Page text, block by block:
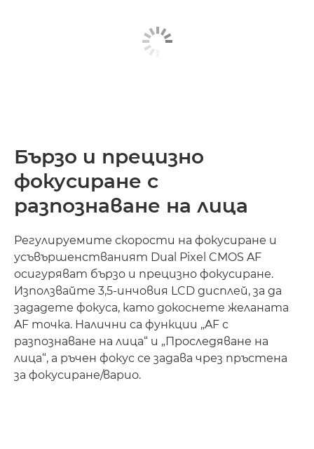
Бързо и прецизно
фокусиране с
разпознаване на лица
Регулируемите скорости на фокусиране и
усъвършенстваният Dual Pixel CMOS AF
осигуряват бързо и прецизно фокусиране.
Използвайте 3,5-инчовия LCD дисплей, за да
зададете фокуса, като докоснете желаната
AF точка. Налични са функции „AF с
разпознаване на лица“ и „Проследяване на
лица“, а ръчен фокус се задава чрез пръстена
за фокусиране/варио.